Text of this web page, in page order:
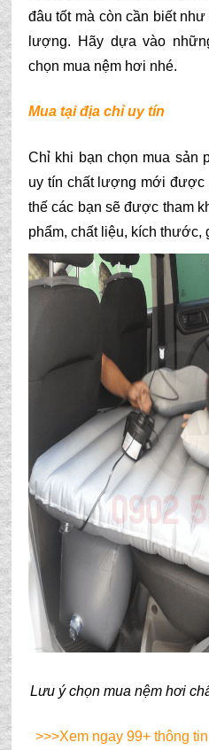
đâu tốt mà còn cần biết
lượng. Hãy dựa vào
chọn mua nệm hơi nhé.
Mua tại địa chỉ uy tín
Chỉ khi bạn chọn mua sản
uy tín chất lượng mới được
thế các bạn sẽ được tham
phẩm, chất liệu, kích thước,
Lưu ý chọn mua nệm hơi
>>>Xem ngay 99+ thông